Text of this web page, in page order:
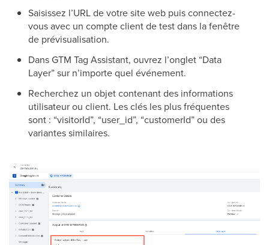
Saisissez l’URL de votre site web puis connectez-
vous avec un compte client de test dans la fenêtre
de prévisualisation.
Dans GTM Tag Assistant, ouvrez l’onglet “Data
Layer” sur n’importe quel événement.
Recherchez un objet contenant des informations
utilisateur ou client. Les clés les plus fréquentes
sont : “visitorId”, “user_id”, “customerId” ou des
variantes similaires.